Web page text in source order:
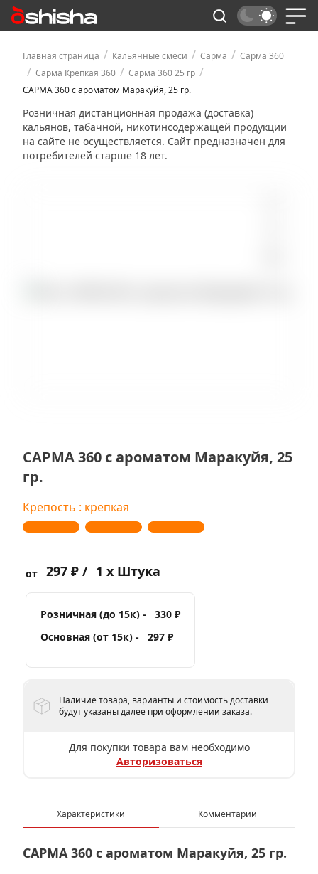
Главная страница / Кальянные смеси / Сарма / Сарма 360
/ Сарма Крепкая 360 / Сарма 360 25 гр /
САРМА 360 с ароматом Маракуйя, 25 гр.
Розничная дистанционная продажа (доставка)
кальянов, табачной, никотинсодержащей продукции
на сайте не осуществляется. Сайт предназначен для
потребителей старше 18 лет.
САРМА 360 с ароматом Маракуйя, 25
гр.
Крепость : крепкая
от 297 ₽ / 1 x Штука
Розничная (до 15к) -
330 ₽
Основная (от 15к) -
297 ₽
Наличие товара, варианты и стоимость доставки
будут указаны далее при оформлении заказа.
Для покупки товара вам необходимо
Авторизоваться
Характеристики Комментарии
САРМА 360 с ароматом Маракуйя, 25 гр.